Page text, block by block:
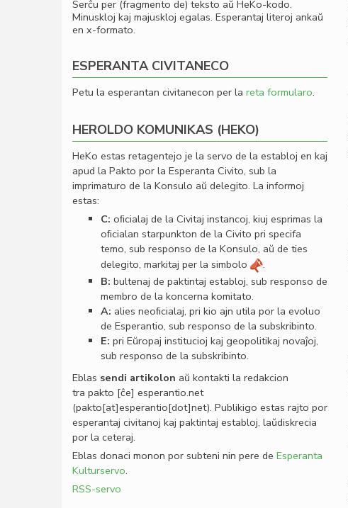
Serĉu per (fragmento de) teksto aŭ HeKo-kodo.
Minuskloj kaj majuskloj egalas. Esperantaj literoj ankaŭ
en x-formato.
ESPERANTA CIVITANECO
Petu la esperantan civitanecon per la reta formularo.
HEROLDO KOMUNIKAS (HEKO)
HeKo estas retagentejo je la servo de la establoj en kaj
apud la Pakto por la Esperanta Civito, sub la
imprimaturo de la Konsulo aŭ delegito. La informoj
estas:
C: oﬁcialaj de la Civitaj instancoj, kiuj esprimas la
oﬁcialan starpunkton de la Civito pri specifa
temo, sub responso de la Konsulo, aŭ de ties
delegito, markitaj per la simbolo
.
B: bultenaj de paktintaj establoj, sub responso de
membro de la koncerna komitato.
A: alies neoﬁcialaj, pri kio ajn utila por la evoluo
de Esperantio, sub responso de la subskribinto.
E: pri Eŭropaj institucioj kaj geopolitikaj novaĵoj,
sub responso de la subskribinto.
Eblas sendi artikolon aŭ kontakti la redakcion
tra pakto [ĉe] esperantio.net
(pakto[at]esperantio[dot]net). Publikigo estas rajto por
esperantaj civitanoj kaj paktintaj establoj, laŭdiskrecia
por la ceteraj.
Eblas donaci monon por subteni nin pere de Esperanta
Kulturservo.
RSS-servo